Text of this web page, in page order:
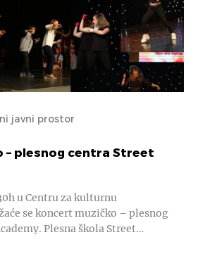
javni prostor
– plesnog centra Street
u Centru za kulturnu
se koncert muzičko – plesnog
Plesna škola Street…